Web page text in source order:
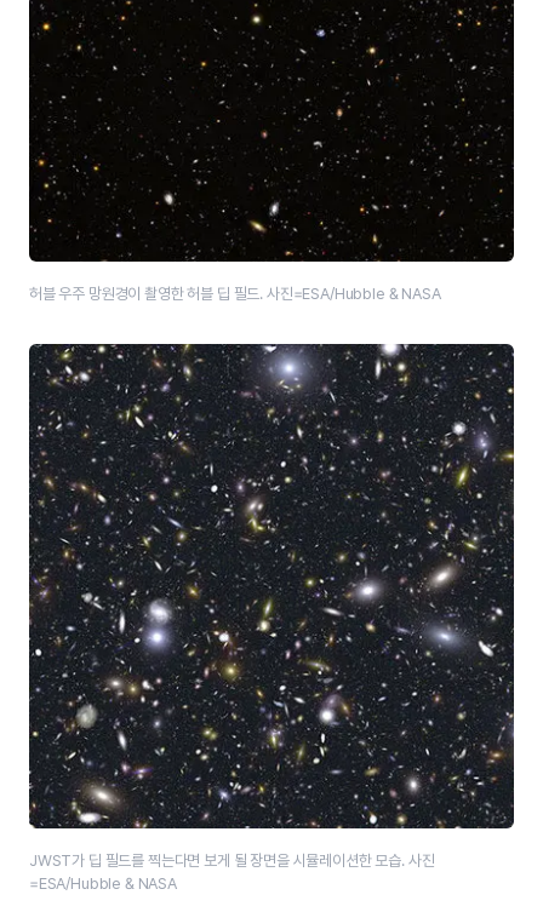
허블 우주 망원경이 촬영한 허블 딥 필드. 사진=ESA/Hubble & NASA
JWST가 딥 필드를 찍는다면 보게 될 장면을 시뮬레이션한 모습. 사진
=ESA/Hubble & NASA